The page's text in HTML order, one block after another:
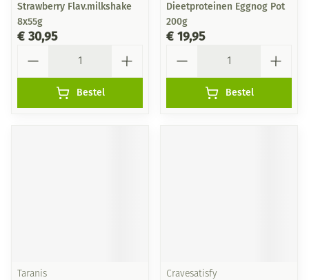
Strawberry Flav.milkshake
8x55g
€ 30,95
Bestel
Dieetproteinen Eggnog Pot
200g
€ 19,95
Bestel
Taranis Cravesatisfy